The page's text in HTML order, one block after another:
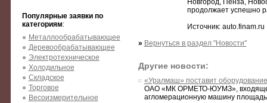
Популярные заявки по
категориям:
Металлообрабатывающее
Деревообрабатывающее
Электротехническое
Холодильное
Складское
Торговое
Весоизмерительное
Новгород, Пенза,
продолжает успешно
Источник: auto.finam.ru
» Вернуться в раздел "Новости"
Другие новости:
«Уралмаш» поставит
ОАО «МК ОРМЕТО-ЮУМЗ»,
агломерационную машину